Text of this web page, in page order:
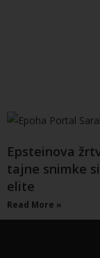
Epsteinova
tajne snimke
elite
Read More »